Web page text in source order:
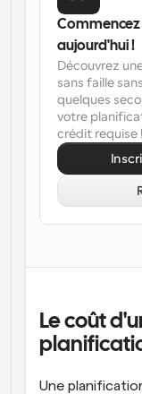
Le coût
Une
aujourd'hui !
Découvrez
sans faille
quelques
votre
crédit requise !